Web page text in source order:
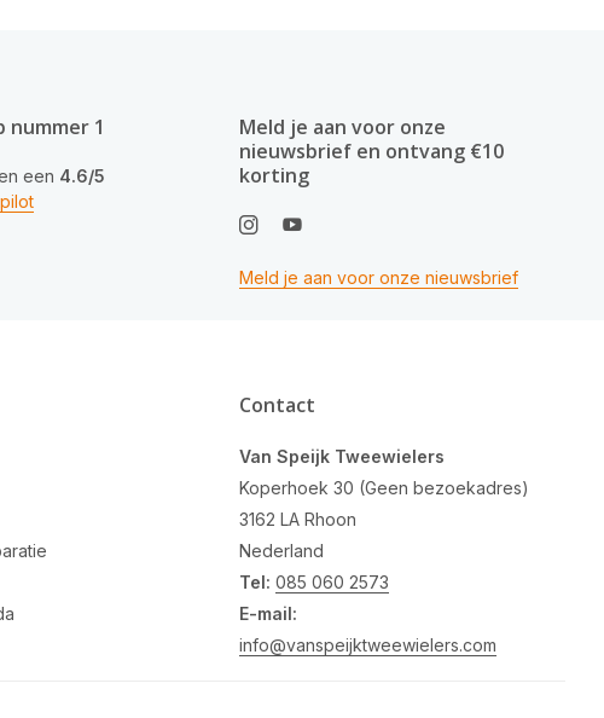
nummer 1
een 4.6/5
Meld je aan voor onze
nieuwsbrief en ontvang €10
korting
Meld je aan voor onze nieuwsbrief
Contact
Van Speijk Tweewielers
Koperhoek 30 (Geen bezoekadres)
3162 LA Rhoon
Nederland
Tel: 085 060 2573
E-mail:
info@vanspeijktweewielers.com